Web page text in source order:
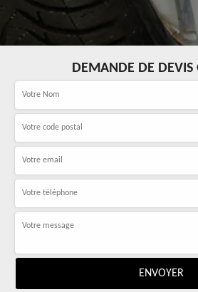
DEMANDE DE DEVIS